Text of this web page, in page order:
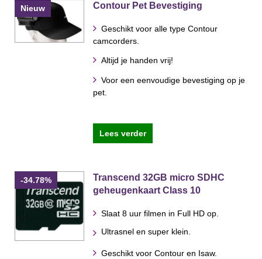
Nieuw Contour Pet Bevestiging
Geschikt voor alle type Contour
camcorders.
Altijd je handen vrij!
Voor een eenvoudige bevestiging op je
pet.
Lees verder
-34.78%
Transcend 32GB micro SDHC
geheugenkaart Class 10
Slaat 8 uur filmen in Full HD op.
Ultrasnel en super klein.
Geschikt voor Contour en Isaw.